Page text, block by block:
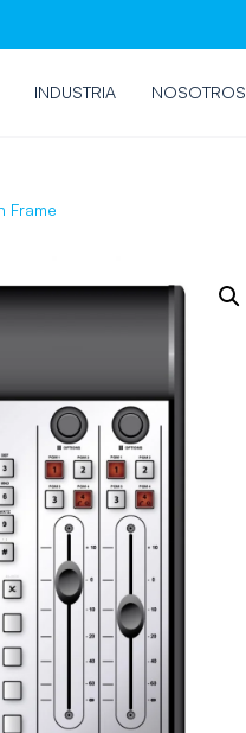
INDUSTRIA NOSOTROS
Frame